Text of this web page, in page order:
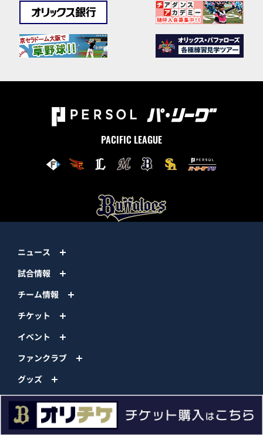
PACIFIC LEAGUE
ニュース
試合情報
チーム情報
チケット
イベント
ファンクラブ
グッズ
ファーム
エンタメ